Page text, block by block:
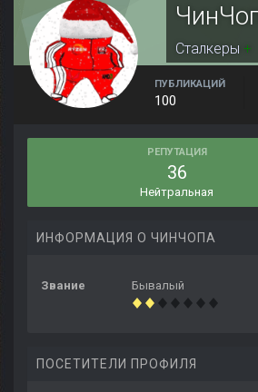
Сталкеры +
ПУБЛИКАЦИЙ
100
РЕПУТАЦИЯ
36
Нейтральная
ИНФОРМАЦИЯ О ЧИНЧОПА
Звание Бывалый
ПОСЕТИТЕЛИ ПРОФИЛЯ